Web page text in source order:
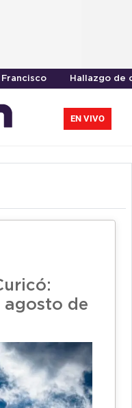
Francisco Hallazgo de
EN VIVO
agosto de